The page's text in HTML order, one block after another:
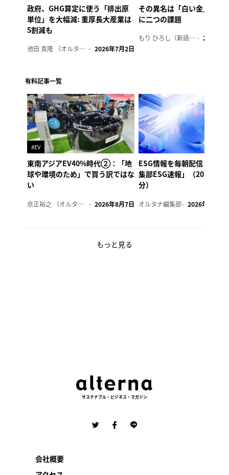
政府、GHG算定に使う「排出原
単位」を大幅減: 重厚長大産業は
5割減も
池田 真隆 （オルタナ輪番編集長） 2026年7月2日
その異名は「白い金」、リ
に二つの課題
もり ひろし（新語ウォッチャー） 2023年7
有料記事一覧
#EV
東南アジアEV40%時代②：「地
球や環境のため」で買う訳ではな
い
京正裕之 （オルタナ副編集長） 2026年8月7日
ESG情報を毎朝配信「オル
集部ESG速報」（2026年8
分）
オルタナ編集部 2026年8月7日
もっと見る
サステナブル・ビジネス・マガジン
会社概要